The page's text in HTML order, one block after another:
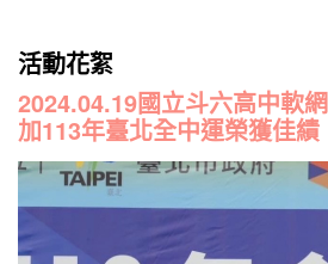
活動花絮
2024.04.19國立斗六高中軟
加113年臺北全中運榮獲佳績